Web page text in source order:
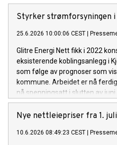
Styrker strømforsyningen
25.6.2026 10:00:06 CEST
Glitre Energi Nett fikk i 2022
eksisterende koblingsanlegg i
som følge av prognoser som
kommune. Arbeidet er nå
nå spenningsatt i slutten av juni.
Nye nettleiepriser fra 1. juli
10.6.2026 08:49:23 CEST